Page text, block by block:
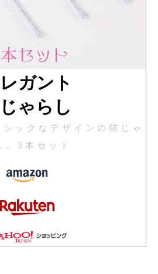
ガント
ゃらし
ックなデザインの猫じゃ
。3本セット